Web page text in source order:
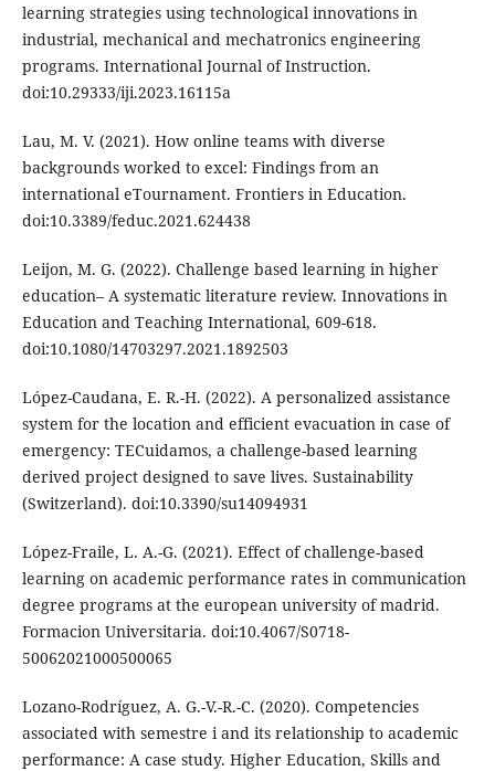
learning strategies using technological innovations in
industrial, mechanical and mechatronics engineering
programs. International Journal of Instruction.
doi:10.29333/iji.2023.16115a
Lau, M. V. (2021). How online teams with diverse
backgrounds worked to excel: Findings from an
international eTournament. Frontiers in Education.
doi:10.3389/feduc.2021.624438
Leijon, M. G. (2022). Challenge based learning in higher
education– A systematic literature review. Innovations in
Education and Teaching International, 609-618.
doi:10.1080/14703297.2021.1892503
López-Caudana, E. R.-H. (2022). A personalized assistance
system for the location and efficient evacuation in case of
emergency: TECuidamos, a challenge-based learning
derived project designed to save lives. Sustainability
(Switzerland). doi:10.3390/su14094931
López-Fraile, L. A.-G. (2021). Effect of challenge-based
learning on academic performance rates in communication
degree programs at the european university of madrid.
Formacion Universitaria. doi:10.4067/S0718-
50062021000500065
Lozano-Rodríguez, A. G.-V.-R.-C. (2020). Competencies
associated with semestre i and its relationship to academic
performance: A case study. Higher Education, Skills and